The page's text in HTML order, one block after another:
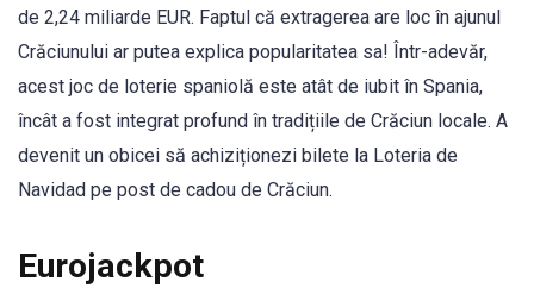
de 2,24 miliarde EUR. Faptul că extragerea are loc în ajunul
Crăciunului ar putea explica popularitatea sa! Într-adevăr,
acest joc de loterie spaniolă este atât de iubit în Spania,
încât a fost integrat profund în tradițiile de Crăciun locale. A
devenit un obicei să achiziționezi bilete la Loteria de
Navidad pe post de cadou de Crăciun.
Eurojackpot